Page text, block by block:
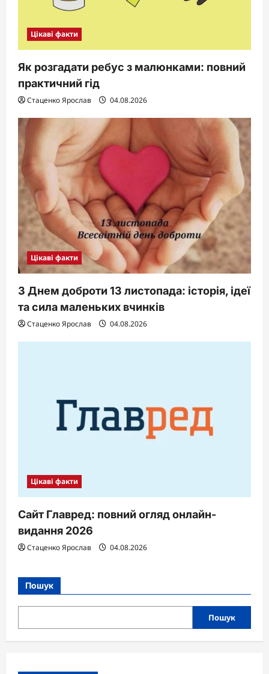
Цікаві факти
Як розгадати ребус з малюнками: повний
практичний гід
Стаценко Ярослав 04.08.2026
Цікаві факти
З Днем доброти 13 листопада: історія, ідеї
та сила маленьких вчинків
Стаценко Ярослав 04.08.2026
Цікаві факти
Сайт Главред: повний огляд онлайн-
видання 2026
Стаценко Ярослав 04.08.2026
Пошук
Пошук